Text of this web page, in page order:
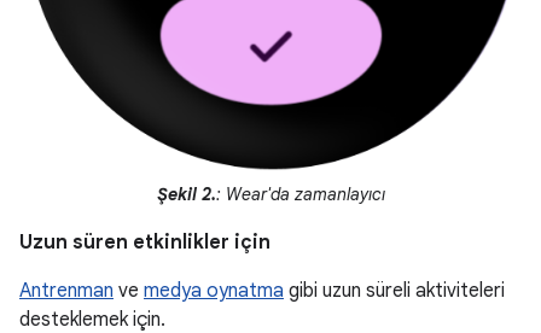
Şekil 2.: Wear'da zamanlayıcı
Uzun süren etkinlikler için
Antrenman ve medya oynatma gibi uzun süreli aktiviteleri
desteklemek için.